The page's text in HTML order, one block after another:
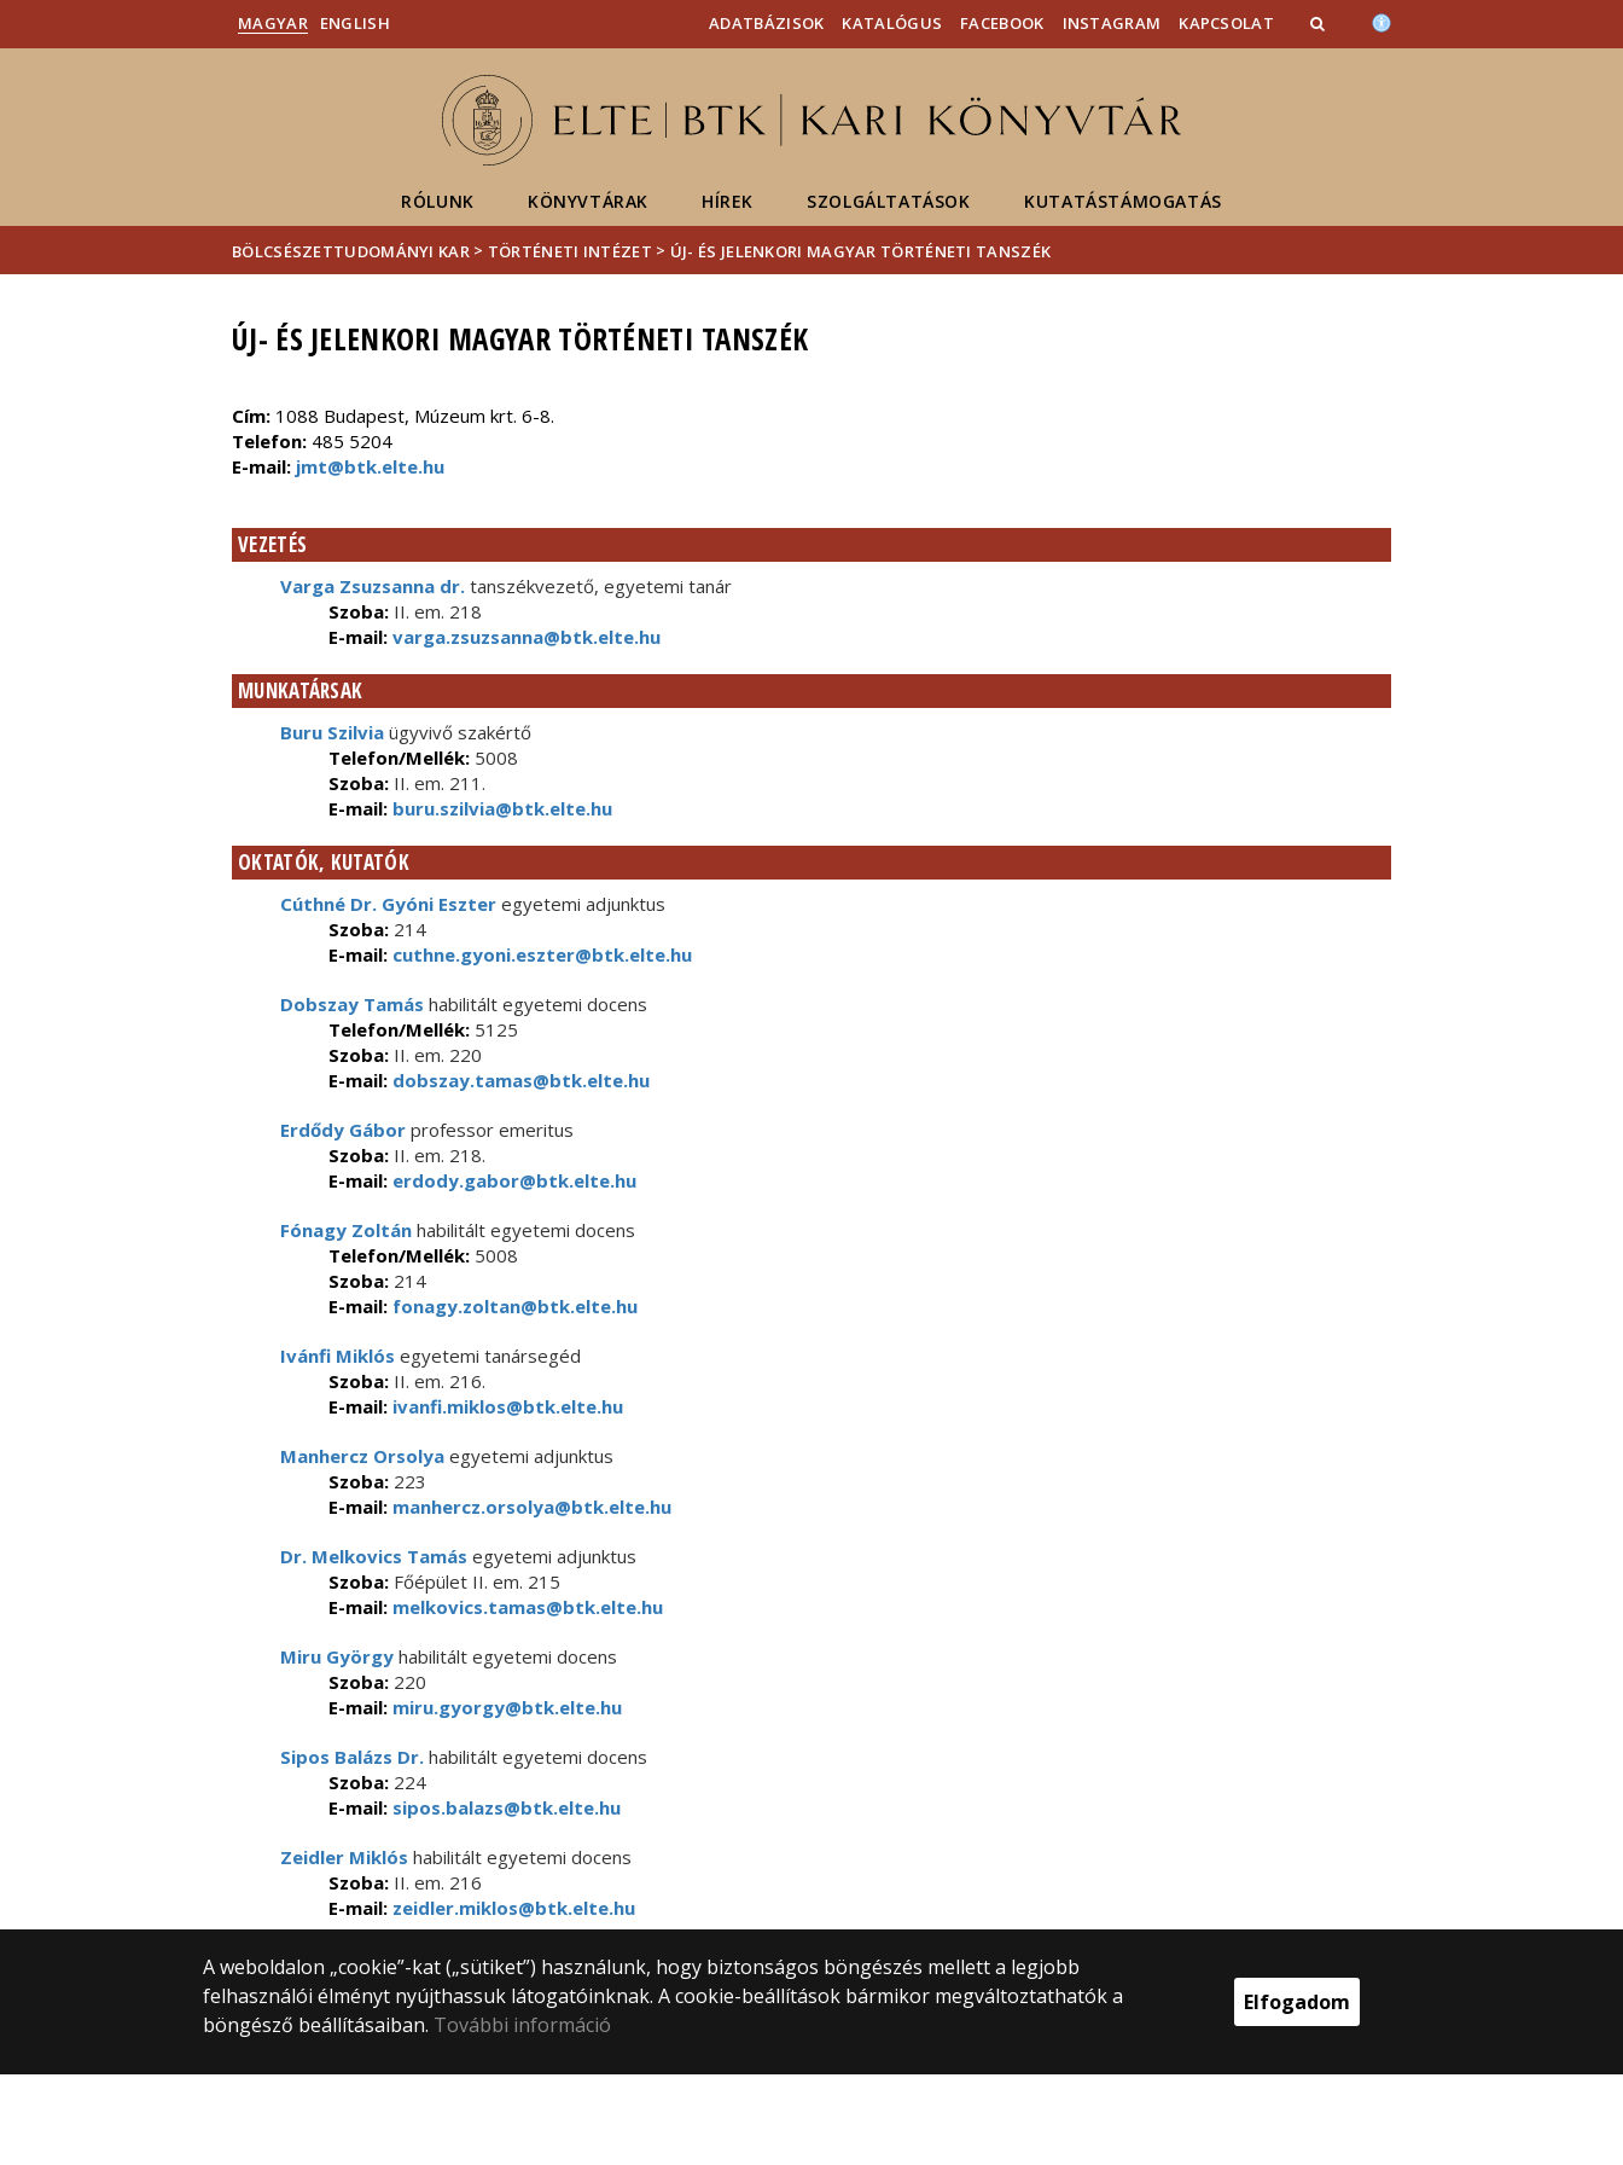
Hírek
Események
ELTE a
MAGYAR ENGLISH ADATBÁZISOK KATALÓGUS FACEBOOK INSTAGRAM KAPCSOLAT
RÓLUNK KÖNYVTÁRAK HÍREK SZOLGÁLTATÁSOK KUTATÁSTÁMOGATÁS
BÖLCSÉSZETTUDOMÁNYI KAR > TÖRTÉNETI INTÉZET > ÚJ- ÉS JELENKORI MAGYAR TÖRTÉNETI TANSZÉK
ÚJ- ÉS JELENKORI MAGYAR TÖRTÉNETI TANSZÉK
Cím: 1088 Budapest, Múzeum krt. 6-8.
Telefon: 485 5204
E-mail: jmt@btk.elte.hu
VEZETÉS
Varga Zsuzsanna dr. tanszékvezető, egyetemi tanár
Szoba: II. em. 218
E-mail: varga.zsuzsanna@btk.elte.hu
MUNKATÁRSAK
Buru Szilvia ügyvivő szakértő
Telefon/Mellék: 5008
Szoba: II. em. 211.
E-mail: buru.szilvia@btk.elte.hu
OKTATÓK, KUTATÓK
Cúthné Dr. Gyóni Eszter egyetemi adjunktus
Szoba: 214
E-mail: cuthne.gyoni.eszter@btk.elte.hu
Dobszay Tamás habilitált egyetemi docens
Telefon/Mellék: 5125
Szoba: II. em. 220
E-mail: dobszay.tamas@btk.elte.hu
Erdődy Gábor professor emeritus
Szoba: II. em. 218.
E-mail: erdody.gabor@btk.elte.hu
Fónagy Zoltán habilitált egyetemi docens
Telefon/Mellék: 5008
Szoba: 214
E-mail: fonagy.zoltan@btk.elte.hu
Ivánfi Miklós egyetemi tanársegéd
Szoba: II. em. 216.
E-mail: ivanfi.miklos@btk.elte.hu
Manhercz Orsolya egyetemi adjunktus
Szoba: 223
E-mail: manhercz.orsolya@btk.elte.hu
Dr. Melkovics Tamás egyetemi adjunktus
Szoba: Főépület II. em. 215
E-mail: melkovics.tamas@btk.elte.hu
Miru György habilitált egyetemi docens
Szoba: 220
E-mail: miru.gyorgy@btk.elte.hu
Sipos Balázs Dr. habilitált egyetemi docens
Szoba: 224
E-mail: sipos.balazs@btk.elte.hu
Zeidler Miklós habilitált egyetemi docens
Szoba: II. em. 216
E-mail: zeidler.miklos@btk.elte.hu
A weboldalon „cookie”-kat („sütiket”) használunk, hogy biztonságos böngészés mellett a legjobb
felhasználói élményt nyújthassuk látogatóinknak. A cookie-beállítások bármikor megváltoztathatók a
böngésző beállításaiban. További információ
Elfogadom
© 2025 Eötvös Loránd Tudományegyetem